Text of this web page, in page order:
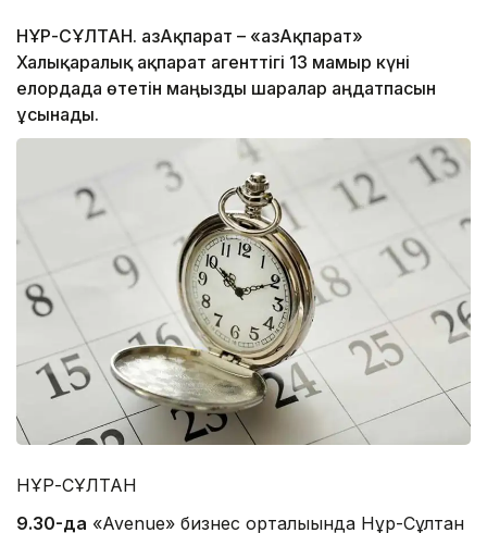
НҰР-СҰЛТАН. ҚазАқпарат – «ҚазАқпарат»
Халықаралық ақпарат агенттігі 13 мамыр күні
елордада өтетін маңызды шаралар аңдатпасын
ұсынады.
НҰР-СҰЛТАН
9.30-да «Avenue» бизнес орталығында Нұр-Сұлтан